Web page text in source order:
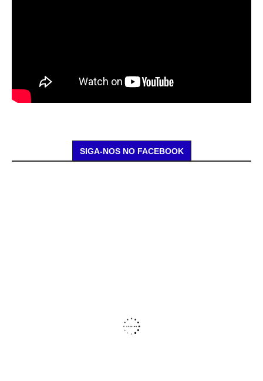
SIGA-NOS NO FACEBOOK